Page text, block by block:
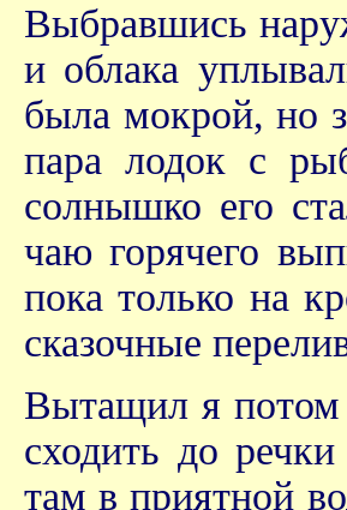
Выбравшись
и облака
была мокрой, но
пара лодок с
солнышко его
чаю горячего
пока только на
сказочные
Вытащил я потом
сходить до
там в приятной